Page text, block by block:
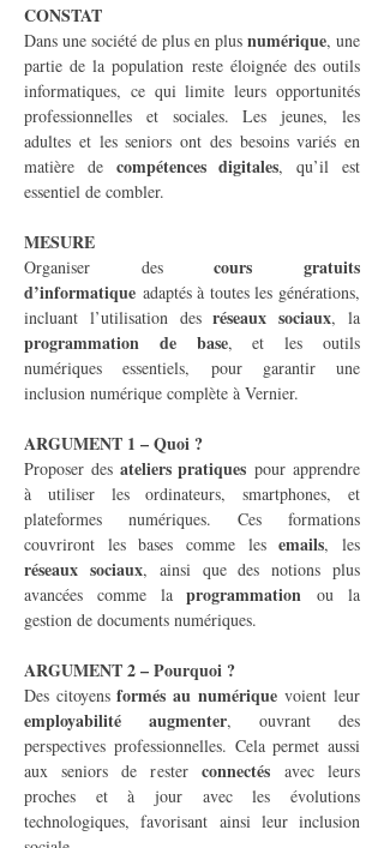
CONSTAT
Dans une société de plus en plus numérique, une
partie de la population reste éloignée des outils
informatiques, ce qui limite leurs opportunités
professionnelles et sociales. Les jeunes, les
adultes et les seniors ont des besoins variés en
matière de compétences digitales, qu’il est
essentiel de combler.
MESURE
Organiser des cours gratuits
d’informatique adaptés à toutes les générations,
incluant l’utilisation des réseaux sociaux
programmation de base, et les outils
numériques essentiels, pour garantir une
inclusion numérique complète à Vernier.
ARGUMENT 1 – Quoi ?
Proposer des ateliers pratiques pour apprendre
à utiliser les ordinateurs, smartphones, et
plateformes numériques. Ces formations
couvriront les bases comme les emails
réseaux sociaux, ainsi que des notions plus
avancées comme la programmation ou la
gestion de documents numériques.
ARGUMENT 2 – Pourquoi ?
Des citoyens formés au numérique
employabilité augmenter, ouvrant des
perspectives professionnelles. Cela permet aussi
aux seniors de rester connectés avec leurs
proches et à jour avec les évolutions
technologiques, favorisant ainsi leur inclusion